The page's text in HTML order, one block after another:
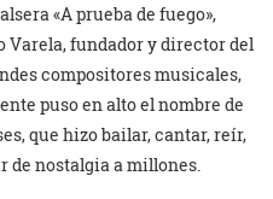
«A prueba de fuego»,
Varela, fundador y director del
compositores musicales,
puso en alto el nombre de
que hizo bailar, cantar, reír,
de nostalgia a millones.